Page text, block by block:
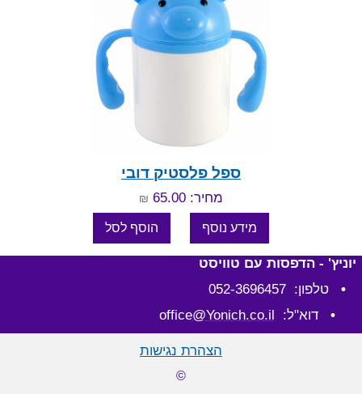
ספל פלסטיק דובי
מחיר: 65.00 ₪
יוניץ' - הדפסות עם טוויסט
•טלפון: 052-3696457
• דוא"ל: office @Yonich.co.il
©
הצהרת נגישות